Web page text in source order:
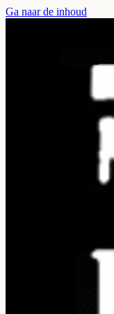
Ga naar de inhoud